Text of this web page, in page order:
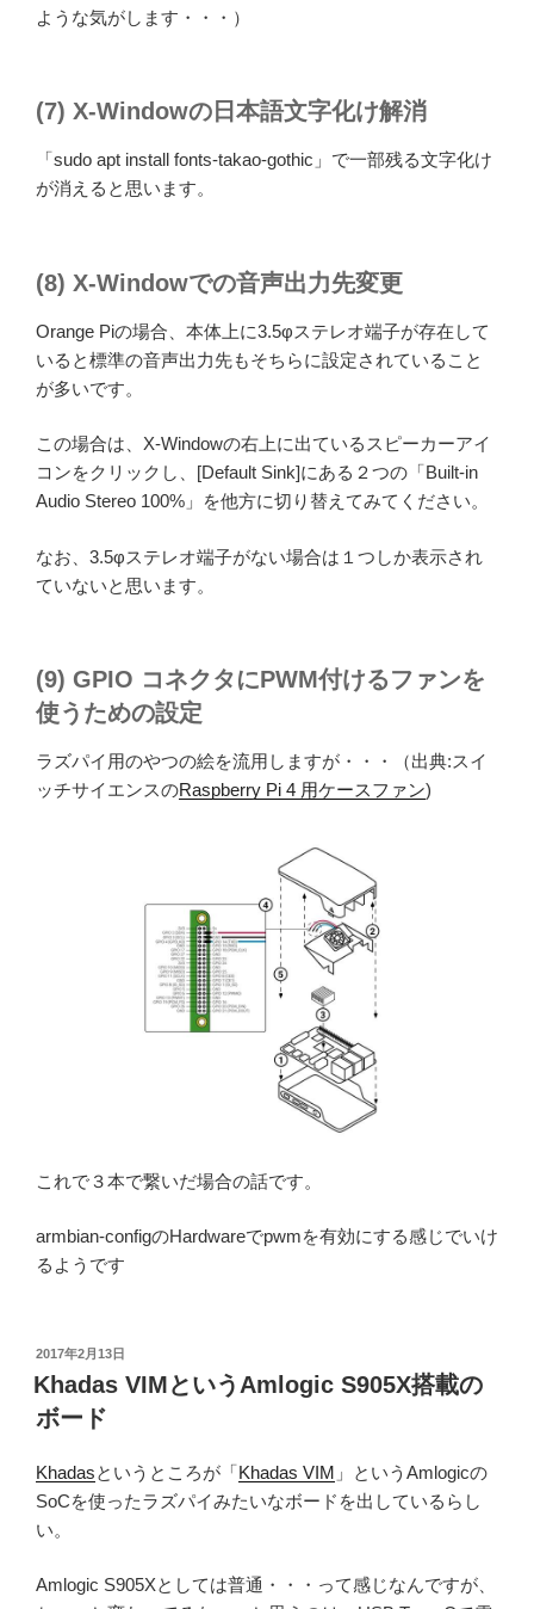
ような気がします・・・）
(7) X-Windowの日本語文字化け解消
「sudo apt install fonts-takao-gothic」で一部残る文字化け
が消えると思います。
(8) X-Windowでの音声出力先変更
Orange Piの場合、本体上に3.5φステレオ端子が存在して
いると標準の音声出力先もそちらに設定されていること
が多いです。
この場合は、X-Windowの右上に出ているスピーカーアイ
コンをクリックし、[Default Sink]にある２つの「Built-in
Audio Stereo 100%」を他方に切り替えてみてください。
なお、3.5φステレオ端子がない場合は１つしか表示され
ていないと思います。
(9) GPIO コネクタにPWM付けるファンを
使うための設定
ラズパイ用のやつの絵を流用しますが・・・（出典:スイ
ッチサイエンスのRaspberry Pi 4 用ケースファン)
これで３本で繋いだ場合の話です。
armbian-configのHardwareでpwmを有効にする感じでいけ
るようです
投
稿
日:
2017年2月13日
Khadas VIMというAmlogic S905X搭載の
ボード
Khadasというところが「Khadas VIM 」というAmlogicの
SoCを使ったラズパイみたいなボードを出しているらし
い。
Amlogic S905Xとしては普通・・・って感じなんですが、